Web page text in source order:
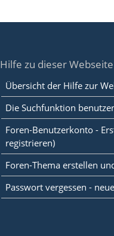
Hilfe zu dieser Webseite
Übersicht der Hilfe zur
Die Suchfunktion
Foren-Benutzerkonto -
registrieren)
Foren-Thema erstellen
Passwort vergessen -